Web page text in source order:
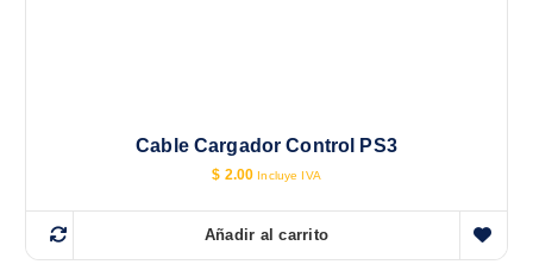
Cable Cargador Control PS3
$ 2.00 Incluye IVA
Añadir al carrito